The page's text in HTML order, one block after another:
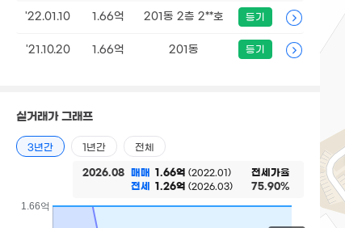
'22.01.10 1.66억 201동 2층 2**호 등기
'21.10.20 1.66억 201동 등기
실거래가 그래프
3년간 1년간 전체
2026.08 매매 1.66억 (2022.01)
전세 1.26억 (2026.03)
전세가율
75.90%
1.66억